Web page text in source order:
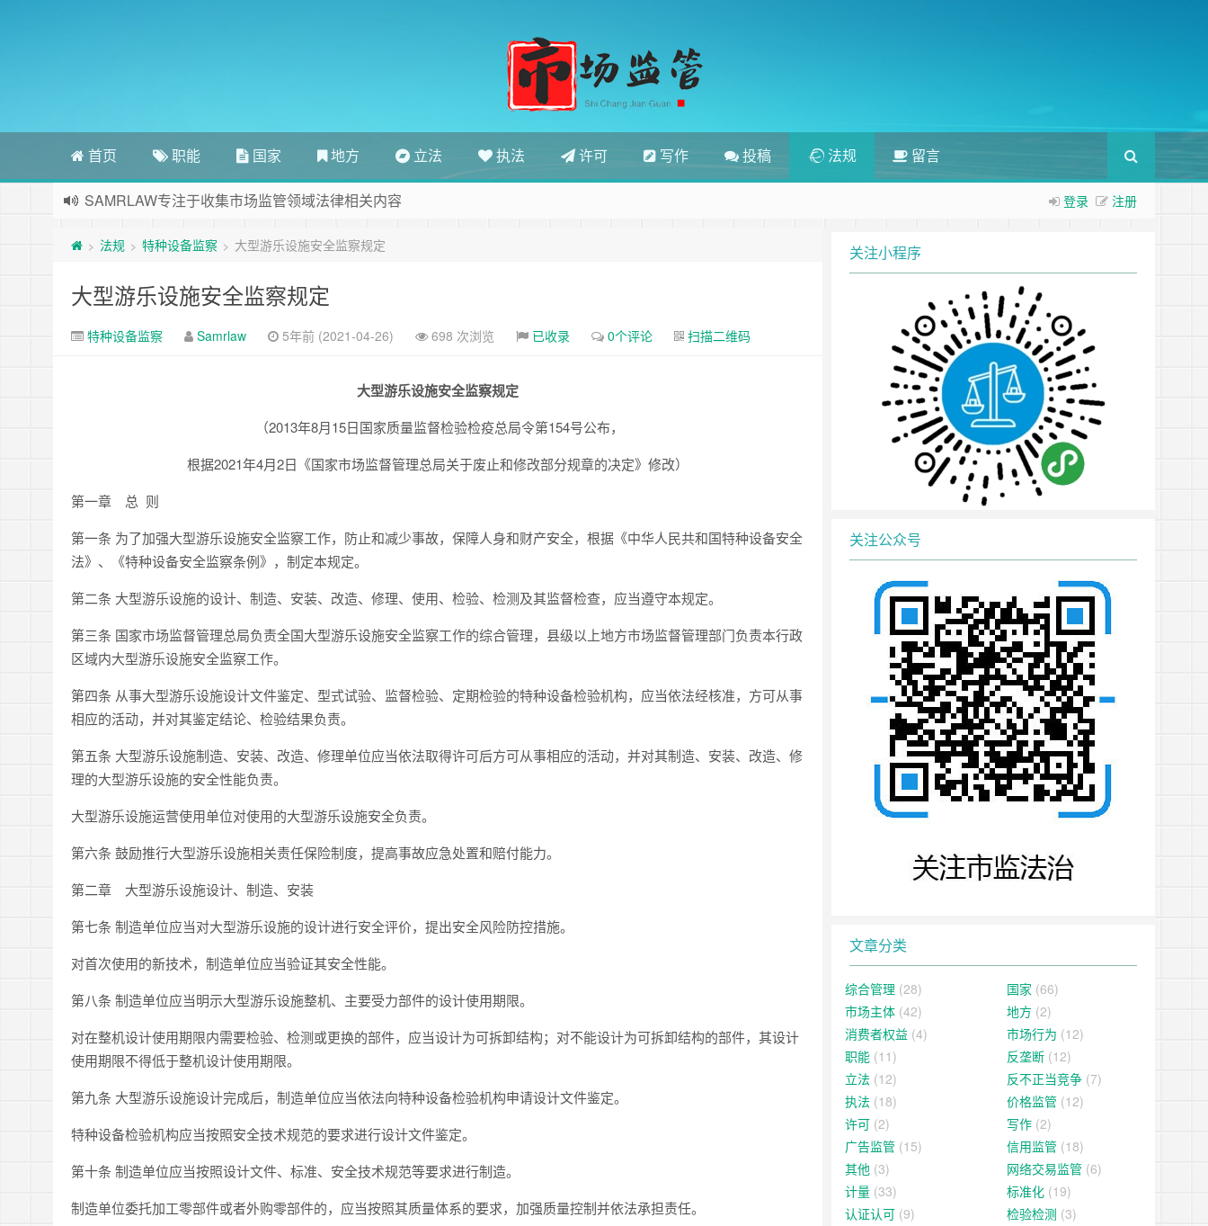
首页 职能 国家 地方 立法 执法 许可 写作 投稿 法规 留言
登录 注册
SAMRLAW专注于收集市场监管领域法律相关内容
> 法规 > 特种设备监察 > 大型游乐设施安全监察规定
大型游乐设施安全监察规定
特种设备监察 Samrlaw 5年前 (2021-04-26) 698 次浏览 已收录 0个评论 扫描二维码
大型游乐设施安全监察规定
（2013年8月15日国家质量监督检验检疫总局令第154号公布，
根据2021年4月2日《国家市场监督管理总局关于废止和修改部分规章的决定》修改）
第一章 总 则
第一条 为了加强大型游乐设施安全监察工作，防止和减少事故，保障人身和财产安全，根据《中华人民共和国特种设备安全
法》、《特种设备安全监察条例》，制定本规定。
第二条 大型游乐设施的设计、制造、安装、改造、修理、使用、检验、检测及其监督检查，应当遵守本规定。
第三条 国家市场监督管理总局负责全国大型游乐设施安全监察工作的综合管理，县级以上地方市场监督管理部门负责本行政
区域内大型游乐设施安全监察工作。
第四条 从事大型游乐设施设计文件鉴定、型式试验、监督检验、定期检验的特种设备检验机构，应当依法经核准，方可从事
相应的活动，并对其鉴定结论、检验结果负责。
第五条 大型游乐设施制造、安装、改造、修理单位应当依法取得许可后方可从事相应的活动，并对其制造、安装、改造、修
理的大型游乐设施的安全性能负责。
大型游乐设施运营使用单位对使用的大型游乐设施安全负责。
第六条 鼓励推行大型游乐设施相关责任保险制度，提高事故应急处置和赔付能力。
第二章 大型游乐设施设计、制造、安装
第七条 制造单位应当对大型游乐设施的设计进行安全评价，提出安全风险防控措施。
对首次使用的新技术，制造单位应当验证其安全性能。
第八条 制造单位应当明示大型游乐设施整机、主要受力部件的设计使用期限。
对在整机设计使用期限内需要检验、检测或更换的部件，应当设计为可拆卸结构；对不能设计为可拆卸结构的部件，其设计
使用期限不得低于整机设计使用期限。
第九条 大型游乐设施设计完成后，制造单位应当依法向特种设备检验机构申请设计文件鉴定。
特种设备检验机构应当按照安全技术规范的要求进行设计文件鉴定。
第十条 制造单位应当按照设计文件、标准、安全技术规范等要求进行制造。
制造单位委托加工零部件或者外购零部件的，应当按照其质量体系的要求，加强质量控制并依法承担责任。
关注小程序
关注公众号
文章分类
综合管理 (28) 国家 (66)
市场主体 (42) 地方 (2)
消费者权益 (4) 市场行为 (12)
职能 (11) 反垄断 (12)
立法 (12) 反不正当竞争 (7)
执法 (18) 价格监管 (12)
许可 (2) 写作 (2)
广告监管 (15) 信用监管 (18)
其他 (3) 网络交易监管 (6)
计量 (33) 标准化 (19)
认证认可 (9) 检验检测 (3)